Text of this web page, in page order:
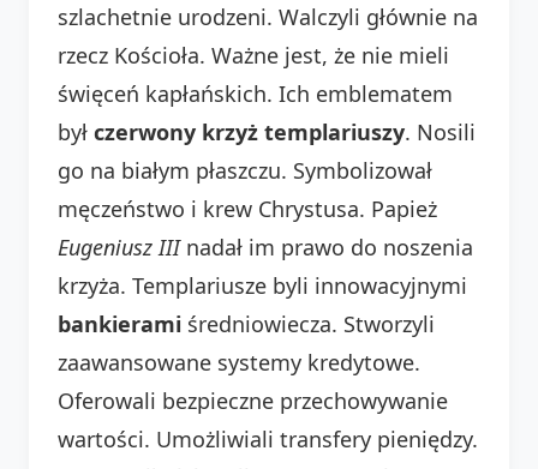
szlachetnie urodzeni. Walczyli głównie na
rzecz Kościoła. Ważne jest, że nie mieli
święceń kapłańskich. Ich emblematem
był czerwony krzyż templariuszy. Nosili
go na białym płaszczu. Symbolizował
męczeństwo i krew Chrystusa. Papież
Eugeniusz IIInadał im prawo do noszenia
krzyża. Templariusze byli innowacyjnymi
bankierami średniowiecza. Stworzyli
zaawansowane systemy kredytowe.
Oferowali bezpieczne przechowywanie
wartości. Umożliwiali transfery pieniędzy.